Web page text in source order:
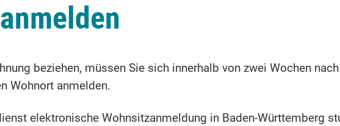
beziehen, müssen Sie sich innerhalb von zwei Wochen
Wohnort anmelden.
elektronische Wohnsitzanmeldung in Baden-Württemberg